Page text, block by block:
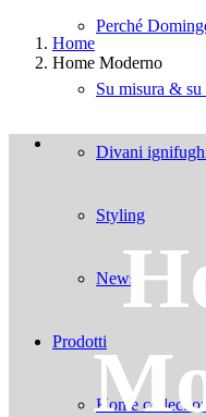
Perché
Su misura & su
Divani
Styling
News
Prodotti
Home collection
Home
Home Moderno